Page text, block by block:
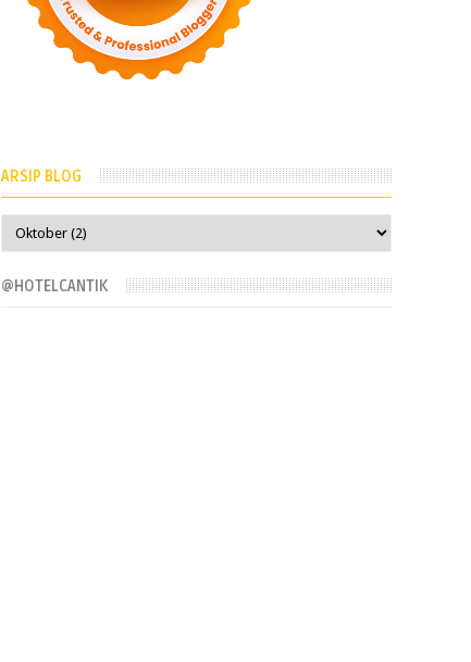
ARSIP BLOG
@HOTELCANTIK